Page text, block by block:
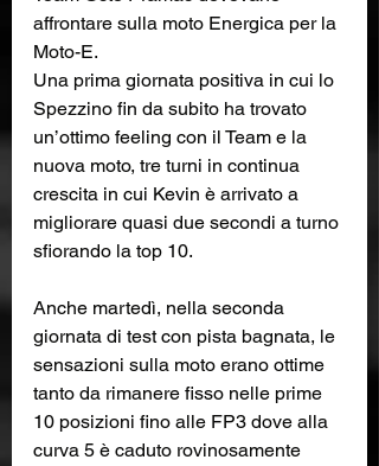
affrontare sulla moto Energica per la
Moto-E.
Una prima giornata positiva in cui lo
Spezzino fin da subito ha trovato
un’ottimo feeling con il Team e la
nuova moto, tre turni in continua
crescita in cui Kevin è arrivato a
migliorare quasi due secondi a turno
sfiorando la top 10.
Anche martedì, nella seconda
giornata di test con pista bagnata, le
sensazioni sulla moto erano ottime
tanto da rimanere fisso nelle prime
10 posizioni fino alle FP3 dove alla
curva 5 è caduto rovinosamente